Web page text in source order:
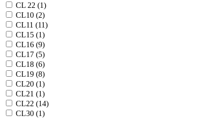
CL 22 (1)
CL10 (2)
CL11 (11)
CL15 (1)
CL16 (9)
CL17 (5)
CL18 (6)
CL19 (8)
CL20 (1)
CL21 (1)
CL22 (14)
CL30 (1)